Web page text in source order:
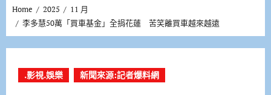
Home 2025
11 月
李多慧50萬「買車基金」全捐花蓮 苦笑離買車越來越遠
.影視.娛樂 新聞來源:記者爆料網